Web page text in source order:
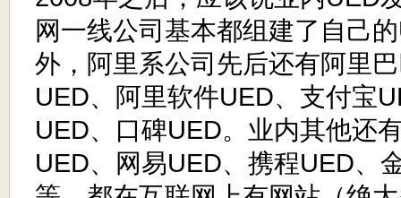
网一线公司基本都组建了自己
外，阿里系公司先后还有阿里
UED、阿里软件UED、支付宝
UED、口碑UED。业内其他还
UED、网易UED、携程UED、